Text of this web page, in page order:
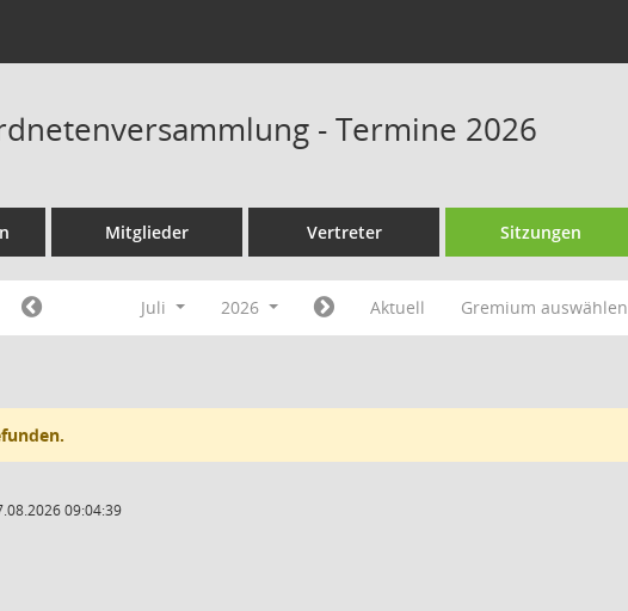
- Termine 2026
Mitglieder Vertreter Sitzungen
Juli 2026 Aktuell Gremium auswählen
09:04:39